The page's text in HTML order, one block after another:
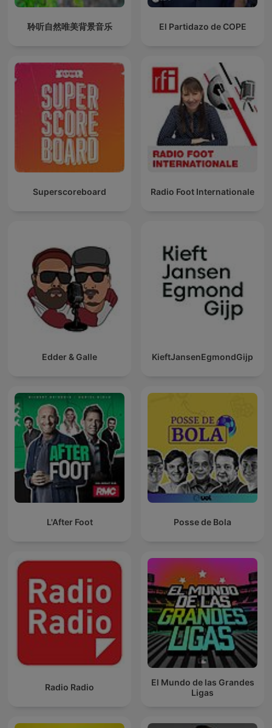
聆听自然唯美背景音乐 El Partidazo de COPE
Superscoreboard Radio Foot Internationale
Edder & Galle KieftJansenEgmondGijp
L'After Foot Posse de Bola
Radio Radio
El Mundo de las Grandes
Ligas